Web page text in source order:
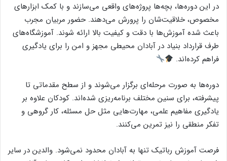
در این دوره‌ها، بچه‌ها پروژه‌های واقعی می‌سازند و با کمک ابزارهای
مخصوص، خلاقیت‌شان را پرورش می‌دهند. حضور مربیان مجرب
باعث شده آموزش‌ها با دقت و کیفیت بالا ارائه شوند. آموزشگاه‌های
طرف قرارداد بنیاد در آبادان محیطی مجهز و امن را برای یادگیری
فراهم کرده‌اند.
دوره‌ها به صورت مرحله‌ای برگزار می‌شوند و از سطح مقدماتی تا
پیشرفته، برای سنین مختلف برنامه‌ریزی شده‌اند. کودکان علاوه بر
یادگیری مفاهیم علمی، مهارت‌هایی مثل حل مسئله، کار گروهی و
تفکر منطقی را نیز تمرین می‌کنند.
فرصت آموزش رباتیک تنها به آبادان محدود نمی‌شود. والدین در سایر